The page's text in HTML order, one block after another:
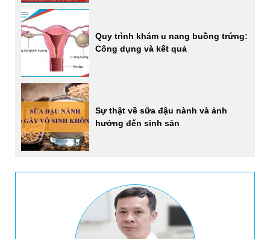
Quy trình khám u nang buồng trứng:
Công dụng và kết quả
Sự thật về sữa đậu nành và ảnh
hưởng đến sinh sản